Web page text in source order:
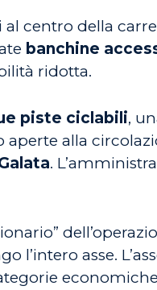
centro della
banchine
ridotta.
piste ciclabili,
aperte alla
.
asse.